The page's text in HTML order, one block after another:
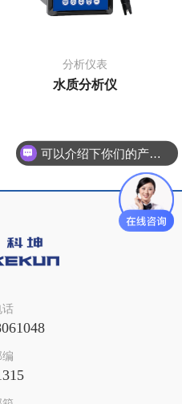
分析仪表
水质分析仪
话
编
可以介绍下你们的产品么？